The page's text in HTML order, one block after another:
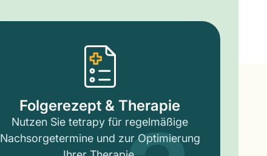
Folgerezept & Therapie
Nutzen Sie tetrapy für regelmäßige
Nachsorgetermine und zur Optimierung